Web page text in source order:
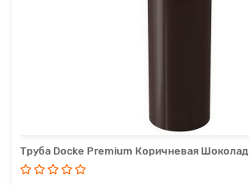
Труба Docke Premium Коричневая Шоколад